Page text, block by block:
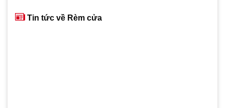
Tin tức về Rèm cửa